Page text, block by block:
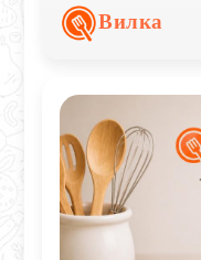
подходит для
легкогоВилка